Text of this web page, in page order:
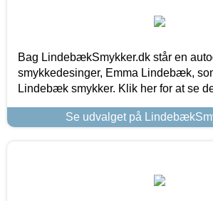
Bag LindebækSmykker.dk står en
smykkedesinger, Emma Lindebæk,
Lindebæk smykker. Klik her for at se
Se udvalget på